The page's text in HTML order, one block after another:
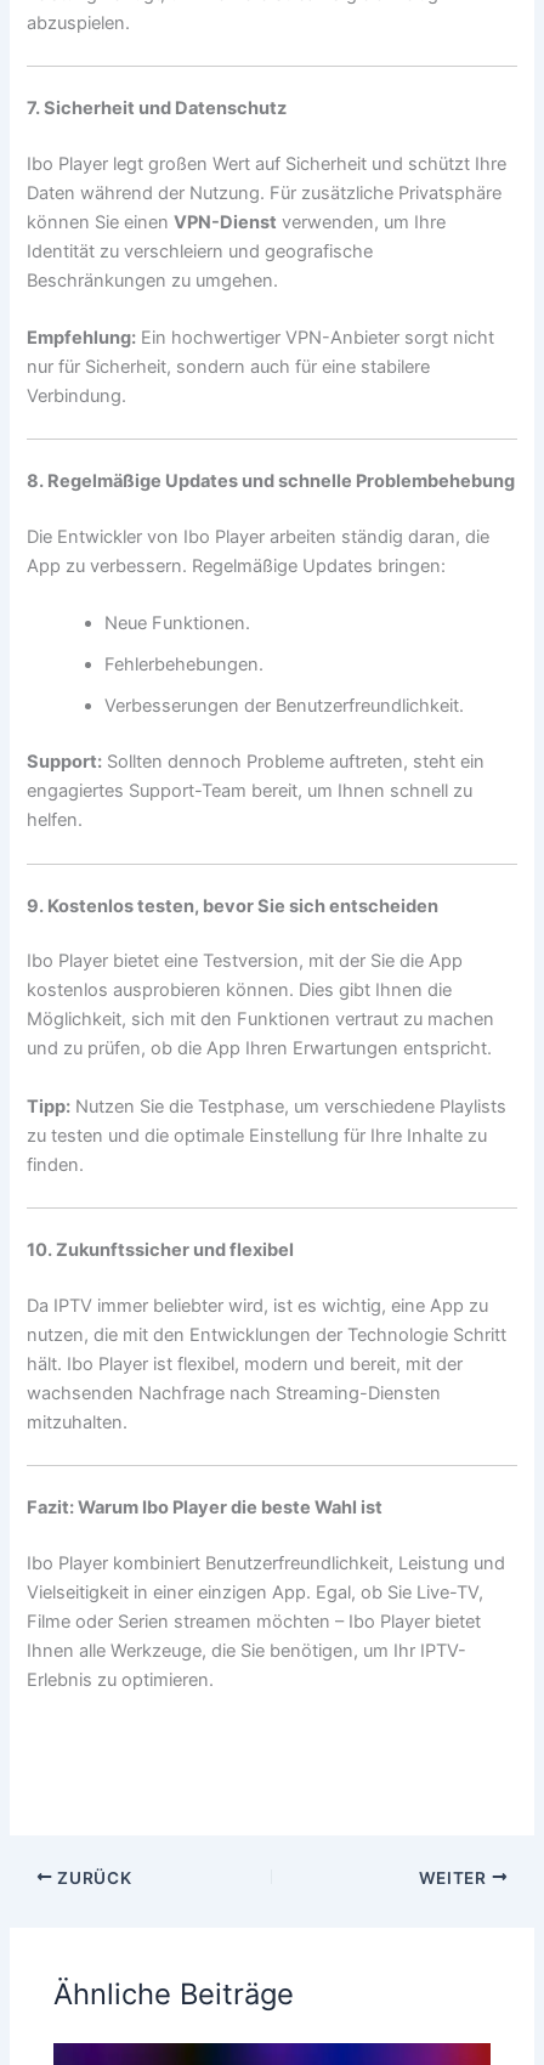
abzuspielen.
7. Sicherheit und Datenschutz
Ibo Player legt großen Wert auf Sicherheit und schützt Ihre
Daten während der Nutzung. Für zusätzliche Privatsphäre
können Sie einenVPN-Dienst verwenden, um Ihre
Identität zu verschleiern und geografische
Beschränkungen zu umgehen.
Empfehlung: Ein hochwertiger VPN-Anbieter sorgt nicht
nur für Sicherheit, sondern auch für eine stabilere
Verbindung.
8. Regelmäßige Updates und schnelle Problembehebung
Die Entwickler von Ibo Player arbeiten ständig daran, die
App zu verbessern. Regelmäßige Updates bringen:
Neue Funktionen.
Fehlerbehebungen.
Verbesserungen der Benutzerfreundlichkeit.
Support: Sollten dennoch Probleme auftreten, steht ein
engagiertes Support-Team bereit, um Ihnen schnell zu
helfen.
9. Kostenlos testen, bevor Sie sich entscheiden
Ibo Player bietet eine Testversion, mit der Sie die App
kostenlos ausprobieren können. Dies gibt Ihnen die
Möglichkeit, sich mit den Funktionen vertraut zu machen
und zu prüfen, ob die App Ihren Erwartungen entspricht.
Tipp: Nutzen Sie die Testphase, um verschiedene Playlists
zu testen und die optimale Einstellung für Ihre Inhalte zu
finden.
10. Zukunftssicher und flexibel
Da IPTV immer beliebter wird, ist es wichtig, eine App zu
nutzen, die mit den Entwicklungen der Technologie Schritt
hält. Ibo Player ist flexibel, modern und bereit, mit der
wachsenden Nachfrage nach Streaming-Diensten
mitzuhalten.
Fazit: Warum Ibo Player die beste Wahl ist
Ibo Player kombiniert Benutzerfreundlichkeit, Leistung und
Vielseitigkeit in einer einzigen App. Egal, ob Sie Live-TV,
Filme oder Serien streamen möchten – Ibo Player bietet
Ihnen alle Werkzeuge, die Sie benötigen, um Ihr IPTV-
Erlebnis zu optimieren.
ZURÜCK WEITER
Ähnliche Beiträge